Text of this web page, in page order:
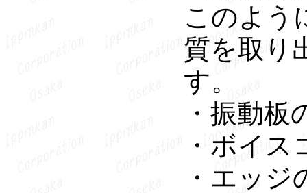
このよう
質を取り
す。
・振動板
・ボイ
・エッジ